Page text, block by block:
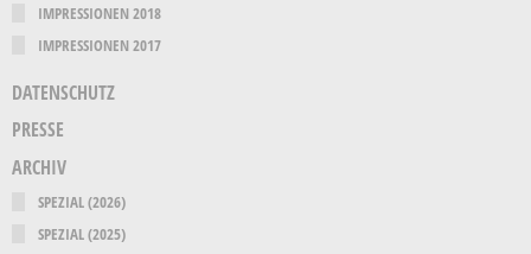
IMPRESSIONEN 2018
IMPRESSIONEN 2017
DATENSCHUTZ
PRESSE
ARCHIV
SPEZIAL (2026)
SPEZIAL (2025)